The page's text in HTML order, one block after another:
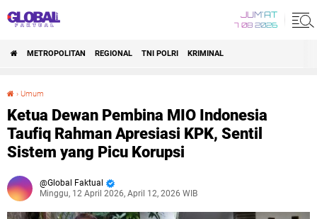
JUM'AT
7 08 2026
METROPOLITAN REGIONAL TNI POLRI KRIMINAL
› Umum
Ketua Dewan Pembina MIO Indonesia
Taufiq Rahman Apresiasi KPK, Sentil
Sistem yang Picu Korupsi
Global Faktual
Minggu, 12 April 2026, April 12, 2026 WIB